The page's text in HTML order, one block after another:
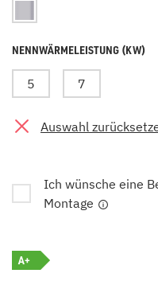
NENNWÄRMELEISTUNG (KW)
5 7
Auswahl
Ich wünsche eine
Montage
A+